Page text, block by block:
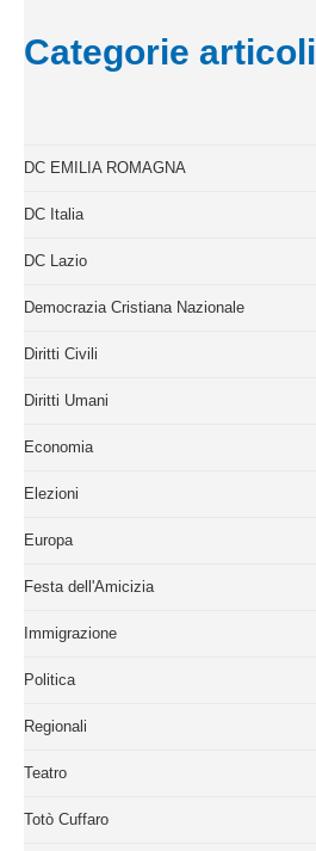
Categorie articoli
DC EMILIA ROMAGNA
DC Italia
DC Lazio
Democrazia Cristiana Nazionale
Diritti Civili
Diritti Umani
Economia
Elezioni
Europa
Festa dell'Amicizia
Immigrazione
Politica
Regionali
Teatro
Totò Cuffaro